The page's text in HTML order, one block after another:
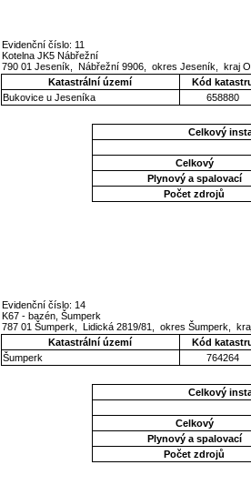
Evidenční číslo: 11
Kotelna JK5 Nábřežní
790 01 Jeseník, Nábřežní 9906, okres Jeseník, kraj
Katastrální území
Kód
Bukovice u Jeseníka
658880
Celkový
Celkový
Plynový a spalovací
Počet zdrojů
Evidenční číslo: 14
K67 - bazén, Šumperk
787 01 Šumperk, Lidická 2819/81, okres Šumperk,
Katastrální území
Kód
Šumperk
764264
Celkový
Celkový
Plynový a spalovací
Počet zdrojů